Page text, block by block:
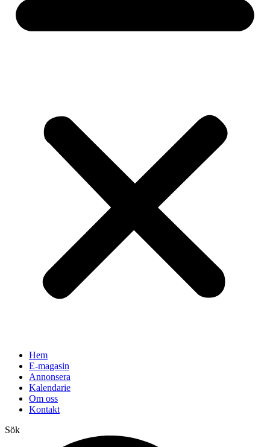
Hem
E-magasin
Annonsera
Kalendarie
Om oss
Kontakt
Sök